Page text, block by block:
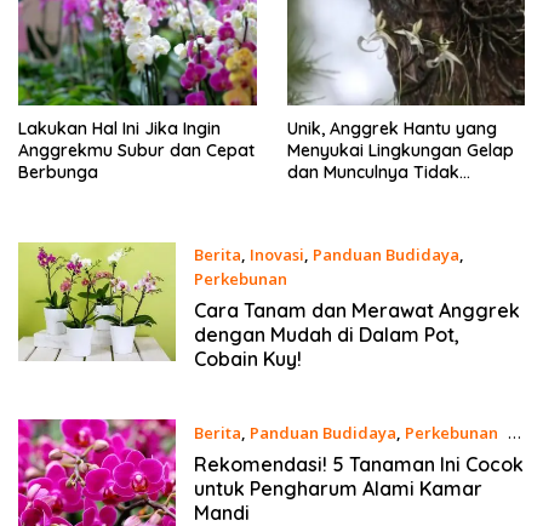
Lakukan Hal Ini Jika Ingin
Anggrekmu Subur dan Cepat
Berbunga
Unik, Anggrek Hantu yang
Menyukai Lingkungan Gelap
dan Munculnya Tidak
Berita, Inovasi, Panduan Budidaya,
Perkebunan
28 April 2024
Cara Tanam dan Merawat Anggrek
dengan Mudah di Dalam Pot,
Cobain Kuy!
Berita, Panduan Budidaya, Perkebunan 9
April 2024
Rekomendasi! 5 Tanaman Ini Cocok
untuk Pengharum Alami Kamar
Mandi